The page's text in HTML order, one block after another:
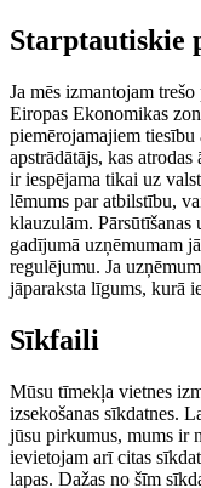
Starptautiskie
Ja mēs izmantojam
Eiropas Ekonomikas
piemērojamajiem tiesību
apstrādātājs, kas
ir iespējama tikai uz
lēmums par atbilstību,
klauzulām.
gadījumā uzņēmumam
regulējumu. Ja
jāparaksta līgums, kurā
Sīkfaili
Mūsu tīmekļa vietnes
izsekošanas sīkdatnes.
jūsu pirkumus, mums ir
ievietojam arī citas
lapas. Dažas no šīm